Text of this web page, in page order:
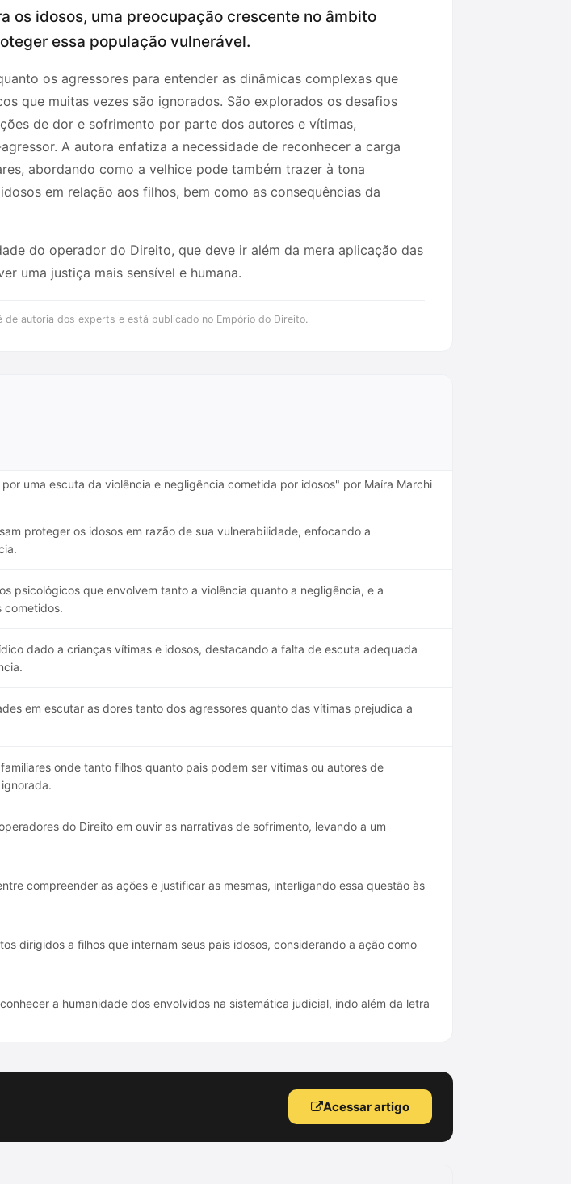
os idosos, uma preocupação crescente no âmbito
essa população vulnerável.
os agressores para entender as dinâmicas complexas que
que muitas vezes são ignorados. São explorados os desafios
de dor e sofrimento por parte dos autores e vítimas,
A autora enfatiza a necessidade de reconhecer a carga
abordando como a velhice pode também trazer à tona
em relação aos filhos, bem como as consequências da
do operador do Direito, que deve ir além da mera aplicação das
uma justiça mais sensível e humana.
autoria dos experts e está publicado no Empório do Direito.
uma escuta da violência e negligência cometida por idosos" por Maíra Marchi
proteger os idosos em razão de sua vulnerabilidade, enfocando a
psicológicos que envolvem tanto a violência quanto a negligência, e a
cometidos.
dado a crianças vítimas e idosos, destacando a falta de escuta adequada
em escutar as dores tanto dos agressores quanto das vítimas prejudica a
onde tanto filhos quanto pais podem ser vítimas ou autores de
do Direito em ouvir as narrativas de sofrimento, levando a um
compreender as ações e justificar as mesmas, interligando essa questão às
dirigidos a filhos que internam seus pais idosos, considerando a ação como
a humanidade dos envolvidos na sistemática judicial, indo além da letra
Acessar artigo